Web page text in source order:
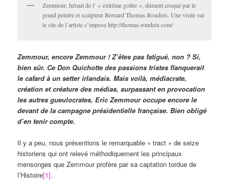
Zemmour, héraut de l’ « extrême goitre », dûment croqué par le
grand peintre et sculpteur Bernard Thomas-Roudeix. Une visite sur
le site de l’artiste s’impose http://thomas-roudeix.com/
Zemmour, encore Zemmour ! Z’êtes pas fatigué, non ? Si,
bien sûr. Ce Don Quichotte des passions tristes flanquerait
le cafard à un setter irlandais. Mais voilà, médiacrate,
création et créature des médias, surpassant en provocation
les autres gueulocrates, Eric Zemmour occupe encore le
devant de la campagne présidentielle française. Bien obligé
d’en tenir compte.
Il y a peu, nous présentions le remarquable « tract » de seize
historiens qui ont relevé méthodiquement les principaux
mensonges que Zemmour profère par sa captation tordue de
l’Histoire[1].